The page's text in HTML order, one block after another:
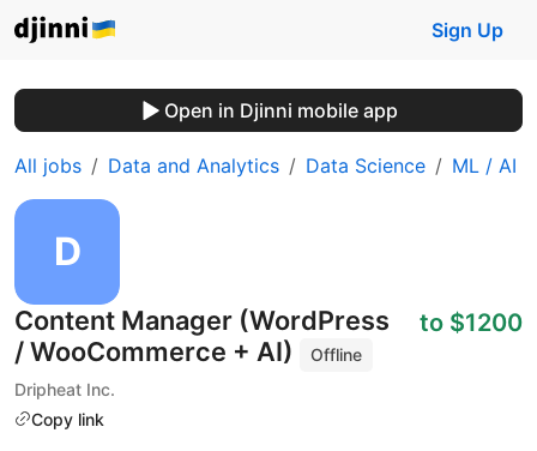
Sign Up
Open in Djinni mobile app
All jobs Data and Analytics Data Science ML / AI
Content Manager (WordPress
/ WooCommerce + AI)
Offline
Dripheat Inc.
Copy link
to $1200